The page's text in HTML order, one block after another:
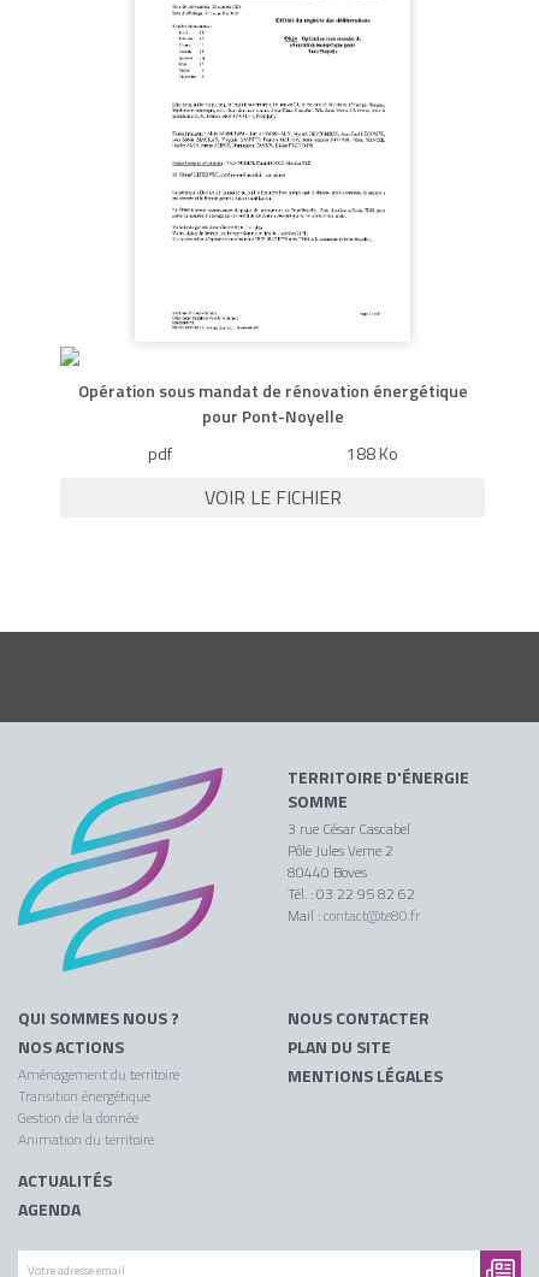
Opération sous mandat de rénovation énergétique
pour Pont-Noyelle
pdf
188 Ko
VOIR LE FICHIER
TERRITOIRE D'ÉNERGIE
SOMME
3 rue César Cascabel
Pôle Jules Verne 2
80440 Boves
Tél. : 03 22 95 82 62
Mail :contact@te80.fr
QUI SOMMES NOUS ?
NOS ACTIONS
Aménagement du territoire
Transition énergétique
Gestion de la donnée
Animation du territoire
ACTUALITÉS
AGENDA
NOUS CONTACTER
PLAN DU SITE
MENTIONS LÉGALES